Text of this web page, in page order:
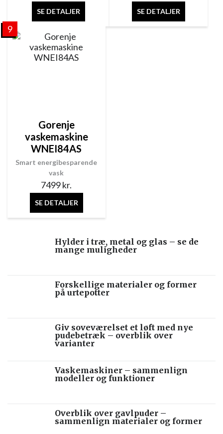
SE DETALJER SE DETALJER
9
Smart energibesparende
vask
Gorenje
vaskemaskine
WNEI84AS
7499kr.
SE DETALJER
Hylder i træ, metal og glas – se de
mange muligheder
Forskellige materialer og former
på urtepotter
Giv soveværelset et løft med nye
pudebetræk – overblik over
varianter
Vaskemaskiner – sammenlign
modeller og funktioner
Overblik over gavlpuder –
sammenlign materialer og former